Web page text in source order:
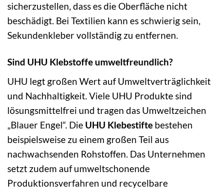
sicherzustellen, dass es die Oberfläche nicht
beschädigt. Bei Textilien kann es schwierig sein,
Sekundenkleber vollständig zu entfernen.
Sind UHU Klebstoffe umweltfreundlich?
UHU legt großen Wert auf Umweltverträglichkeit
und Nachhaltigkeit. Viele UHU Produkte sind
lösungsmittelfrei und tragen das Umweltzeichen
„Blauer Engel“. Die UHU Klebestifte bestehen
beispielsweise zu einem großen Teil aus
nachwachsenden Rohstoffen. Das Unternehmen
setzt zudem auf umweltschonende
Produktionsverfahren und recycelbare